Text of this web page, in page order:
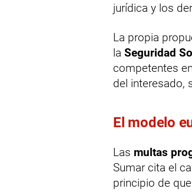
jurídica y los
La propia
la Seguridad
competentes
del interesado,
El modelo
Las multas
Sumar cita el
principio de